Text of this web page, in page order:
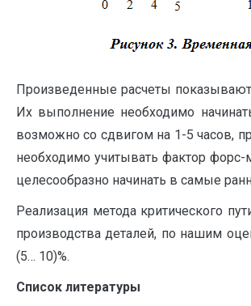
Произведенные расчеты
Их выполнение необходимо
возможно со сдвигом на 1-5 часов,
необходимо учитывать фактор
целесообразно начинать в самые
Реализация метода критического
производства деталей, по нашим
(5… 10)%.
Список литературы